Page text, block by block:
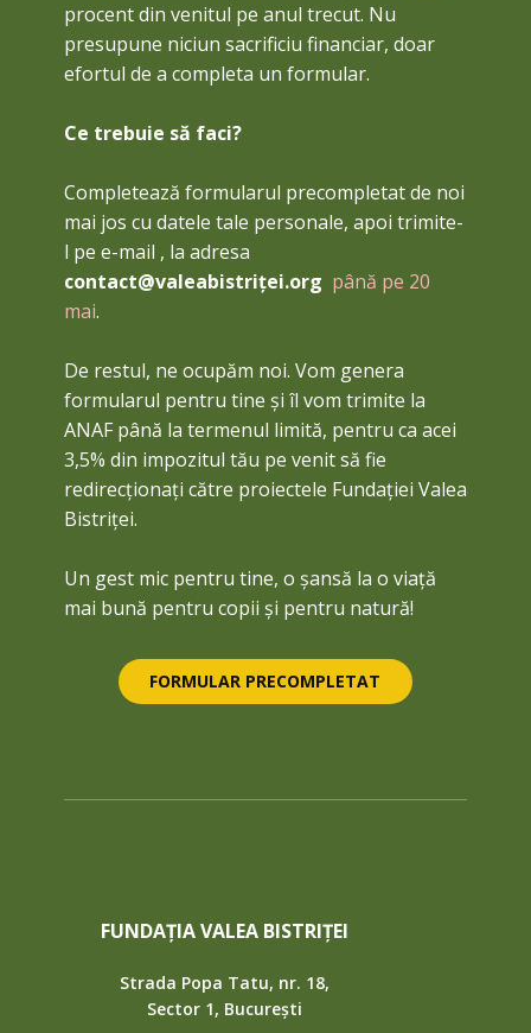
procent din venitul pe anul trecut. Nu
presupune niciun sacrificiu financiar, doar
efortul de a completa un formular.
Ce trebuie să faci?
Completează formularul ​precompletat de noi
mai jos cu datele tale personale, apoi trimite-
l pe e-mail , la adresa
contact@valeabistriței.org până pe 20
mai.
De restul, ne ocupăm noi. Vom genera
formularul pentru tine și îl vom trimite la
ANAF până la termenul limită, pentru ca acei
3,5% din impozitul tău pe venit să fie
redirecționați către proiectele Fundației Valea
Bistriței.
Un gest mic pentru tine, o șansă la o viață
mai bună pentru copii și pentru natură!
FORMULAR PRECOMPLETAT
FUNDAȚIA VALEA BISTRIȚEI
Strada Popa Tatu, nr. 18,
Sector 1, București